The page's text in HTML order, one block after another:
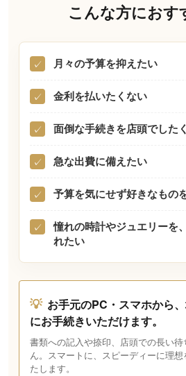
こんな方におす
✓ 月々の予算を抑えたい
✓ 金利を払いたくない
✓ 面倒な手続きを店頭でした
✓ 急な出費に備えたい
✓ 予算を気にせず好きなもの
✓
憧れの時計やジュエリーを
れたい
💡 お手元のPC・スマホから
にお手続きいただけます。
書類への記入や捺印、店頭での長い
ん。スマートに、スピーディーに理
たします。